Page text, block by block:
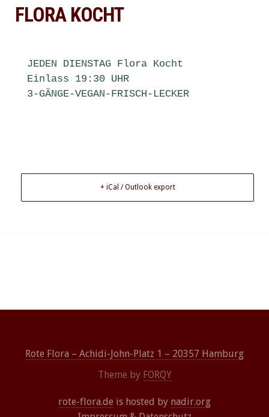
FLORA KOCHT
JEDEN DIENSTAG Flora Kocht
Einlass 19:30 UHR
3-GÄNGE-VEGAN-FRISCH-LECKER
+ iCal / Outlook export
Rote Flora – Achidi-John-Platz 1 – 20357 Hamburg
Theme by FORQY
rote-flora.de is hosted by nadir.org